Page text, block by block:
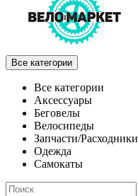
Все категории
Все категории
Аксессуары
Беговелы
Велосипеды
Запчасти/Расходники
Одежда
Самокаты